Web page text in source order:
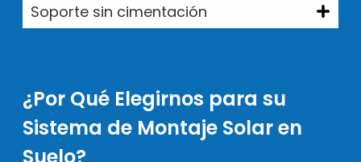
Soporte sin cimentación
¿Por Qué Elegirnos para su
Sistema de Montaje Solar en
Suelo?